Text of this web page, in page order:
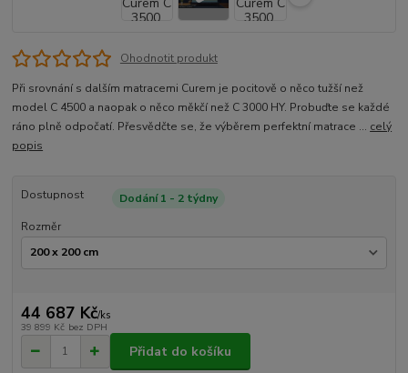
Ohodnotit produkt
Při srovnání s dalším matracemi Curem je pocitově o něco tužší než
model C 4500 a naopak o něco měkčí než C 3000 HY. Probuďte se každé
ráno plně odpočatí. Přesvědčte se, že výběrem perfektní matrace ... celý
popis
Dostupnost
Dodání 1 - 2 týdny
Rozměr
44 687 Kč/ks
39 899 Kč bez DPH
Přidat do košíku